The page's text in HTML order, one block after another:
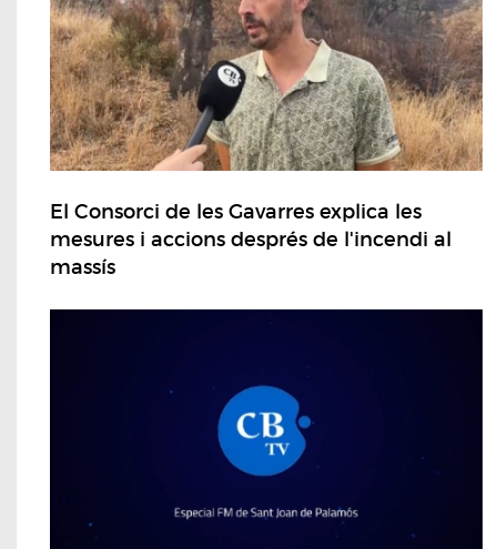
El Consorci de les Gavarres explica les
mesures i accions després de l'incendi al
massís